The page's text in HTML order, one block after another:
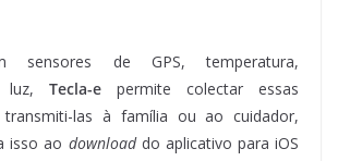
sensores de GPS, temperatura,
luz, Tecla-e permite colectar essas
las à família ou ao cuidador,
isso ao downloaddo aplicativo para iOS